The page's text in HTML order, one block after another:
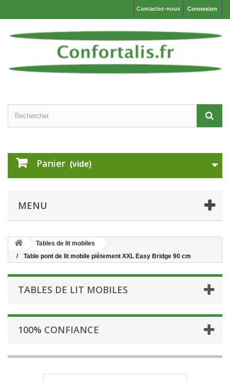
Connexion
Contactez-nous
Panier (vide)
MENU
Tables de lit mobiles
Table pont de lit mobile piètement XXL Easy Bridge 90 cm
TABLES DE LIT MOBILES
100% CONFIANCE